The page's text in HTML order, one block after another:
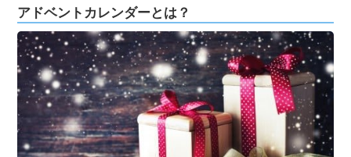
０歳児
１歳児
２歳児
３〜６歳児
７〜１２歳児
アドベントカレンダーとは？